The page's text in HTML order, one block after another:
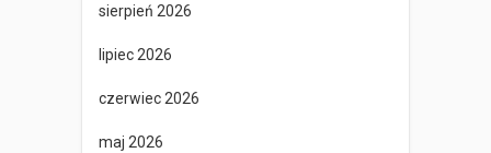
sierpień 2026
lipiec 2026
czerwiec 2026
maj 2026